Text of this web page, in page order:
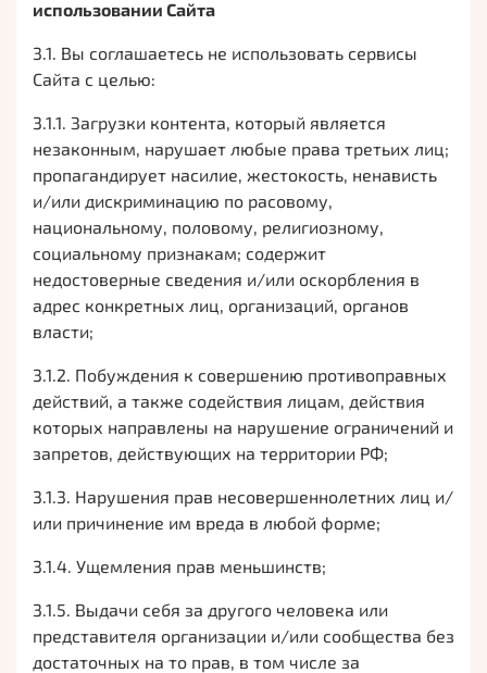
использовании Сайта
3.1. Вы соглашаетесь не использовать сервисы
Сайта с целью:
3.1.1. Загрузки контента, который является
незаконным, нарушает любые права третьих лиц;
пропагандирует насилие, жестокость, ненависть
и/или дискриминацию по расовому,
национальному, половому, религиозному,
социальному признакам; содержит
недостоверные сведения и/или оскорбления в
адрес конкретных лиц, организаций, органов
власти;
3.1.2. Побуждения к совершению противоправных
действий, а также содействия лицам, действия
которых направлены на нарушение ограничений и
запретов, действующих на территории РФ;
3.1.3. Нарушения прав несовершеннолетних лиц и/
или причинение им вреда в любой форме;
3.1.4. Ущемления прав меньшинств;
3.1.5. Выдачи себя за другого человека или
представителя организации и/или сообщества без
достаточных на то прав, в том числе за